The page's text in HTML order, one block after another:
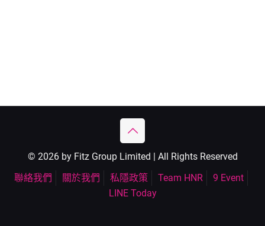
© 2026 by Fitz Group Limited | All Rights Reserved
聯絡我們
關於我們 私隱政策 Team HNR
9 Event
LINE Today